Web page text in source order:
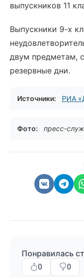
выпускников 11
Выпускники 9-х
двум предметам,
резервные дни.
Источники: РИА
Фото: пресс-
Понравилась
0 0